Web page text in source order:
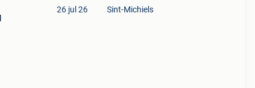
26 jul 26 Sint-Michiels